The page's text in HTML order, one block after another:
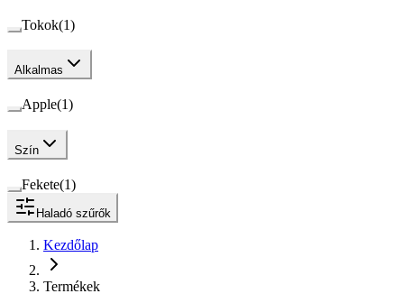
Tokok(1)
Alkalmas
Apple(1)
Szín
Fekete(1)
Haladó szűrők
Kezdőlap
Termékek